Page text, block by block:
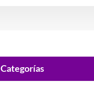
Categorías